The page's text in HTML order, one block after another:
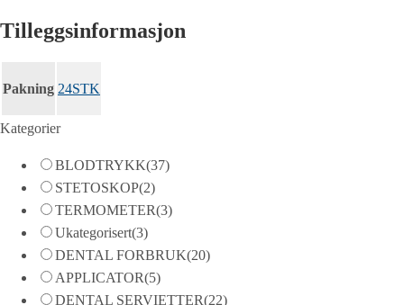
Tilleggsinformasjon
Pakning 24STK
Kategorier
BLODTRYKK(37)
STETOSKOP(2)
TERMOMETER(3)
Ukategorisert(3)
DENTAL FORBRUK(20)
APPLICATOR(5)
DENTAL SERVIETTER(22)